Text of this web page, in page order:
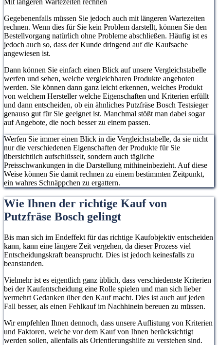
Mit längeren Wartezeiten rechnen
Gegebenenfalls müssen Sie jedoch auch mit längeren Wartezeiten
rechnen. Wenn dies für Sie kein Problem darstellt, können Sie den
Bestellvorgang natürlich ohne Probleme abschließen. Häufig ist es
jedoch auch so, dass der Kunde dringend auf die Kaufsache
angewiesen ist.
Dann können Sie einfach einen Blick auf unsere Vergleichstabelle
werfen und sehen, welche vergleichbaren Produkte angeboten
werden. Sie können dann ganz leicht erkennen, welches Produkt
von welchem Hersteller welche Eigenschaften und Kriterien erfüllt
und dann entscheiden, ob ein ähnliches Putzfräse Bosch Testsieger
genauso gut für Sie geeignet ist. Manchmal stößt man dabei sogar
auf Angebote, die noch besser zu einem passen.
Werfen Sie immer einen Blick in die Vergleichstabelle, da sie nicht
nur die verschiedenen Eigenschaften der Produkte für Sie
übersichtlich aufschlüsselt, sondern auch tägliche
Preisschwankungen in die Darstellung mithineinbezieht. Auf diese
Weise können Sie damit rechnen zu einem bestimmten Zeitpunkt,
ein wahres Schnäppchen zu ergattern.
Wie Ihnen der richtige Kauf von
Putzfräse Bosch gelingt
Bis man sich im Endeffekt für das richtige Kaufobjektiv entscheiden
kann, kann eine längere Zeit vergehen, da dieser Prozess viel
Entscheidungskraft beansprucht. Dies ist jedoch keinesfalls zu
beanstanden.
Vielmehr ist es eigentlich ganz üblich, dass verschiedenste Kriterien
bei der Kaufentscheidung eine Rolle spielen und man sich lieber
vermehrt Gedanken über den Kauf macht. Dies ist auch auf jeden
Fall besser, als einen Fehlkauf im Nachhinein bereuen zu müssen.
Wir empfehlen Ihnen dennoch, dass unsere Auflistung von Kriterien
und Faktoren, welche vor dem Kauf von Ihnen berücksichtigt
werden sollen, allenfalls als Orientierungshilfe zu verstehen sind.